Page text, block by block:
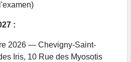
:
2026 — Chevigny-Saint-
Iris, 10 Rue des Myosotis